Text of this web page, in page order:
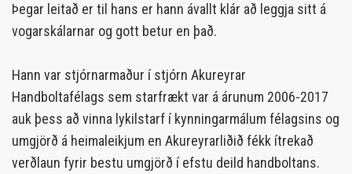
Þegar leitað er til hans er hann ávallt klár að leggja sitt á
vogarskálarnar og gott betur en það.
Hann var stjórnarmaður í stjórn Akureyrar
Handboltafélags sem starfrækt var á árunum 2006-2017
auk þess að vinna lykilstarf í kynningarmálum félagsins og
umgjörð á heimaleikjum en Akureyrarliðið fékk ítrekað
verðlaun fyrir bestu umgjörð í efstu deild handboltans.